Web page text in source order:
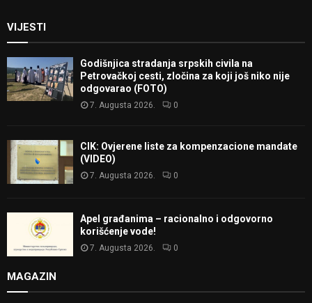
VIJESTI
Godišnjica stradanja srpskih civila na
Petrovačkoj cesti, zločina za koji još niko nije
odgovarao (FOTO)
7. Augusta 2026. 0
CIK: Ovjerene liste za kompenzacione mandate
(VIDEO)
7. Augusta 2026. 0
Apel građanima – racionalno i odgovorno
korišćenje vode!
7. Augusta 2026. 0
MAGAZIN